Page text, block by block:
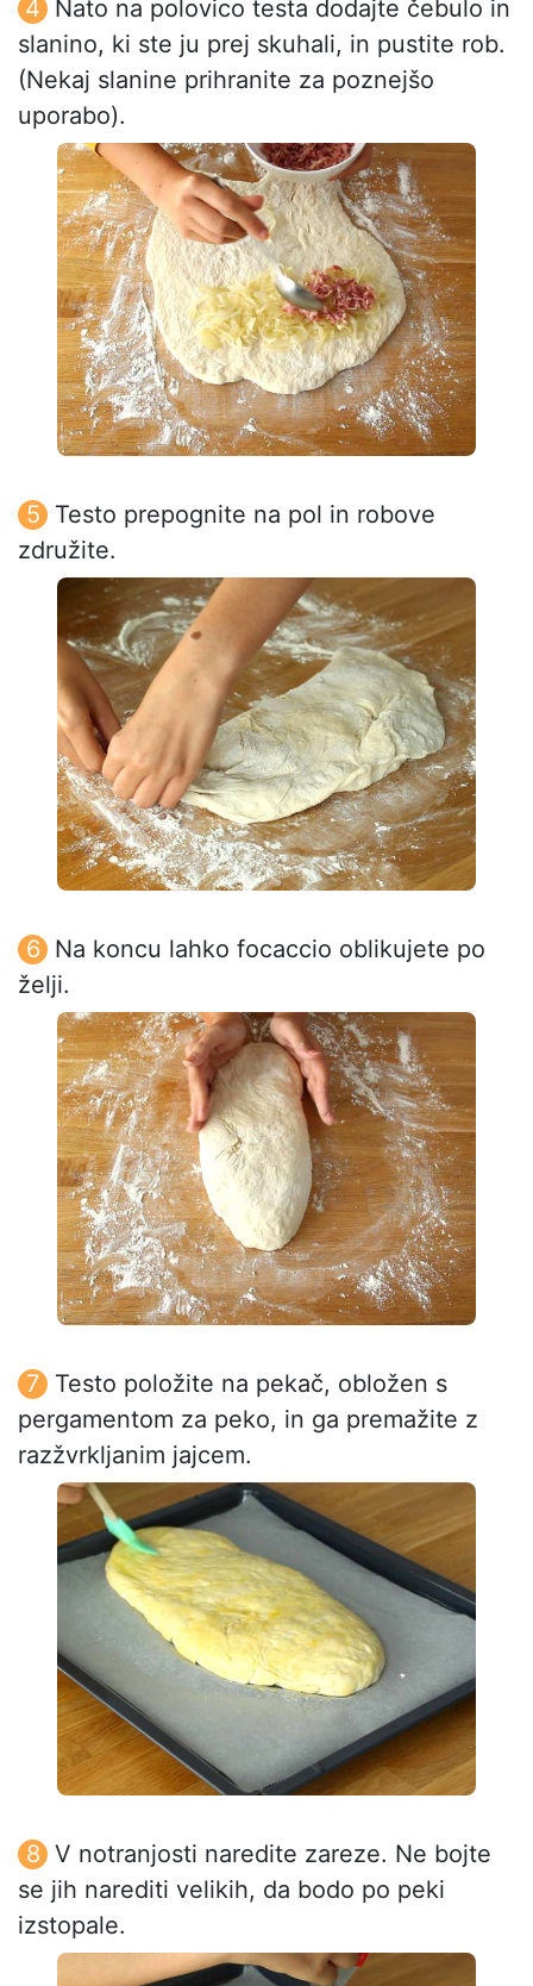
Nato na polovico testa dodajte čebulo in
slanino, ki ste ju prej skuhali, in pustite rob.
(Nekaj slanine prihranite za poznejšo
uporabo).
Testo prepognite na pol in robove
združite.
Na koncu lahko focaccio oblikujete po
želji.
Testo položite na pekač, obložen s
pergamentom za peko, in ga premažite z
razžvrkljanim jajcem.
V notranjosti naredite zareze. Ne bojte
se jih narediti velikih, da bodo po peki
izstopale.